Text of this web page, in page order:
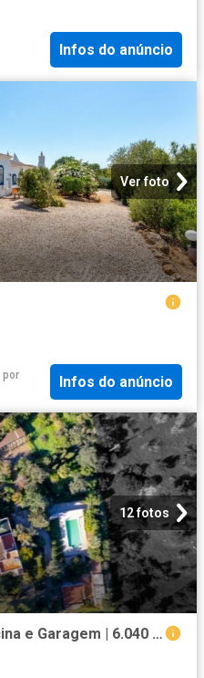
Infos do anúncio
Ver foto
por
Infos do anúncio
12 fotos
Quinta com 3 Casas + Piscina e Garagem | 6.040 m² Moncarapacho